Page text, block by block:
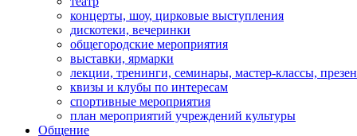
концерты, шоу, цирковые выступления
дискотеки, вечеринки
общегородские мероприятия
выставки, ярмарки
лекции, тренинги, семинары, мастер-классы,
квизы и клубы по интересам
спортивные мероприятия
план мероприятий учреждений культуры
Общение